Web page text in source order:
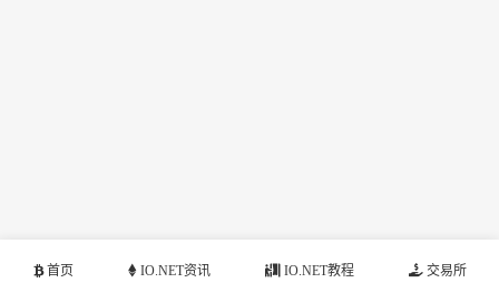
首页 IO.NET资讯 IO.NET教程 交易所